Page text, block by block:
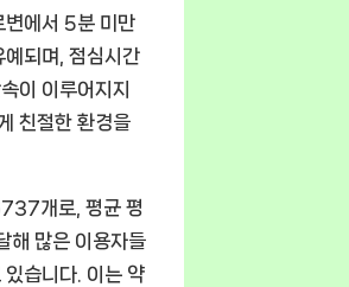
변에서 5분 미만
되며, 점심시간
이 이루어지지
친절한 환경을
개로, 평균 평
많은 이용자들
습니다. 이는 약